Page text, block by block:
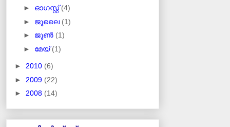
► ഓഗസ്റ്റ്(4)
► ജൂലൈ (1)
► ജൂൺ (1)
► മേയ്(1)
► 2010 (6)
► 2009 (22)
► 2008 (14)